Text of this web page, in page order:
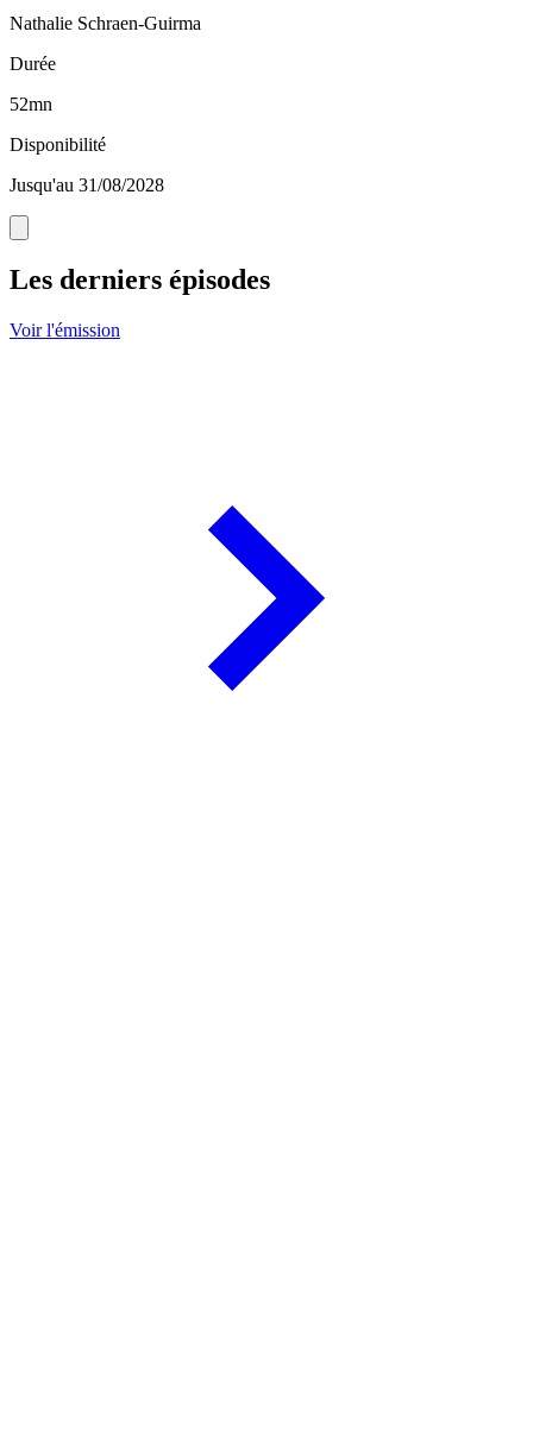
Nathalie Schraen-Guirma
Durée
52mn
Disponibilité
Jusqu'au 31/08/2028
Les derniers épisodes
Voir l'émission